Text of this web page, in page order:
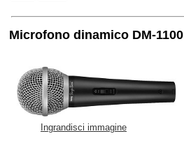
Microfono dinamico DM-1100
Ingrandisci immagine